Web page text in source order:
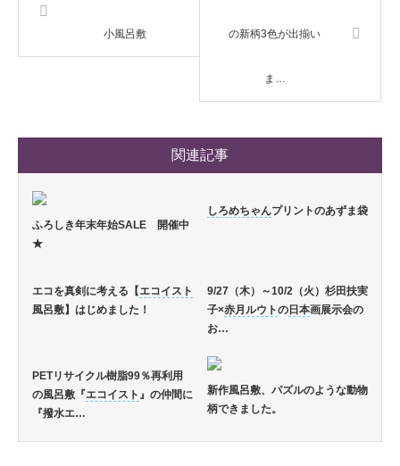
小風呂敷 の新柄3色が出揃い
ま…
関連記事
ふろしき年末年始SALE 開催中
★
しろめちゃんプリントのあずま袋
エコを真剣に考える【エコイスト
風呂敷】はじめました！
9/27（木）～10/2（火）杉田扶実
子×赤月ルウトの日本画展示会の
お…
PETリサイクル樹脂99％再利用
の風呂敷『エコイスト 』の仲間に
『撥水エ…
新作風呂敷、パズルのような動物
柄できました。